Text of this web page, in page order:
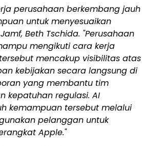
perusahaan berkembang jauh
untuk menyesuaikan
Beth Tschida. "Perusahaan
mengikuti cara kerja
mencakup visibilitas atas
kebijakan secara langsung di
yang membantu tim
kepatuhan regulasi. AI
kemampuan tersebut melalui
pelanggan untuk
Apple."